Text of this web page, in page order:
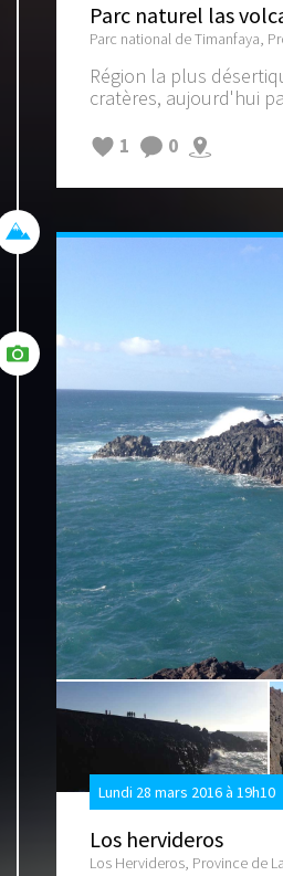
Parc naturel las
Parc national de Timanfaya,
Région la plus
cratères, aujourd'hui
1
0
Lundi 28 mars 2016 à 19h10
Los hervideros
Los Hervideros, Province de